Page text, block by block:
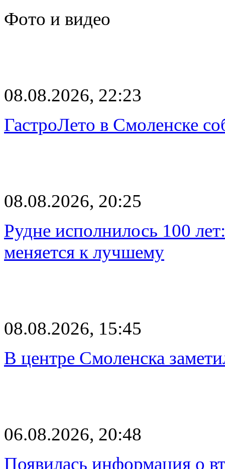
Фото и видео
08.08.2026, 22:23
ГастроЛето в Смоленске
08.08.2026, 20:25
Рудне исполнилось 100
меняется к лучшему
08.08.2026, 15:45
В центре Смоленска
06.08.2026, 20:48
Появилась информация о